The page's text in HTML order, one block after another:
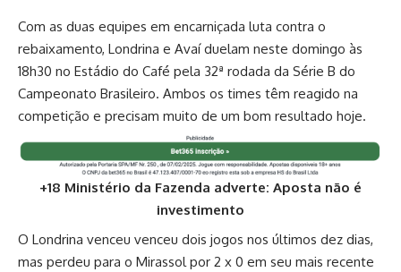
Com as duas equipes em encarniçada luta contra o
rebaixamento, Londrina e Avaí duelam neste domingo às
18h30 no Estádio do Café pela 32ª rodada da Série B do
Campeonato Brasileiro. Ambos os times têm reagido na
competição e precisam muito de um bom resultado hoje.
+18 Ministério da Fazenda adverte: Aposta não é
investimento
O Londrina venceu venceu dois jogos nos últimos dez dias,
mas perdeu para o Mirassol por 2 x 0 em seu mais recente